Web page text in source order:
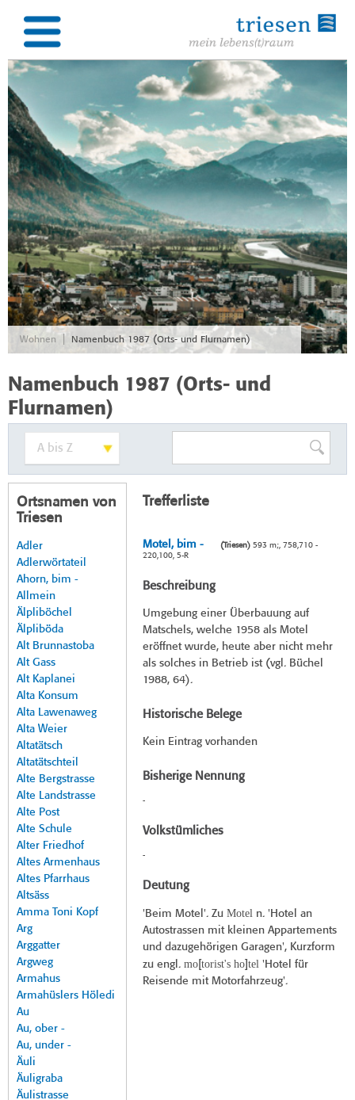
Wohnen Namenbuch 1987 (Orts- und Flurnamen)
Namenbuch 1987 (Orts- und
Flurnamen)
Ortsnamen von
Triesen
Adler
Adlerwörtateil
Ahorn, bim -
Allmein
Älpliböchel
Älpliböda
Alt Brunnastoba
Alt Gass
Alt Kaplanei
Alta Konsum
Alta Lawenaweg
Alta Weier
Altatätsch
Altatätschteil
Alte Bergstrasse
Alte Landstrasse
Alte Post
Alte Schule
Alter Friedhof
Altes Armenhaus
Altes Pfarrhaus
Altsäss
Amma Toni Kopf
Arg
Arggatter
Argweg
Armahus
Armahüslers Höledi
Au
Au, ober -
Au, under -
Äuli
Äuligraba
Äulistrasse
Trefferliste
Motel, bim - (Triesen)593 m;, 758,710 -
220,100, 5-R
Beschreibung
Umgebung einer Überbauung auf
Matschels, welche 1958 als Motel
eröffnet wurde, heute aber nicht mehr
als solches in Betrieb ist (vgl. Büchel
1988, 64).
Historische Belege
Kein Eintrag vorhanden
Bisherige Nennung
-
Volkstümliches
-
Deutung
'Beim Motel'. Zu Moteln. 'Hotel an
Autostrassen mit kleinen Appartements
und dazugehörigen Garagen', Kurzform
zu engl. mo[ torist's ho] tel'Hotel für
Reisende mit Motorfahrzeug'.